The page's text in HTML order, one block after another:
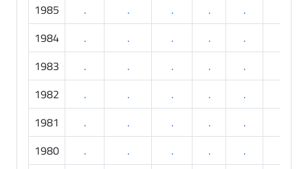
1985
. . . . .
1984
. . . . .
1983
. . . . .
1982
. . . . .
1981
. . . . .
1980
. . . . .